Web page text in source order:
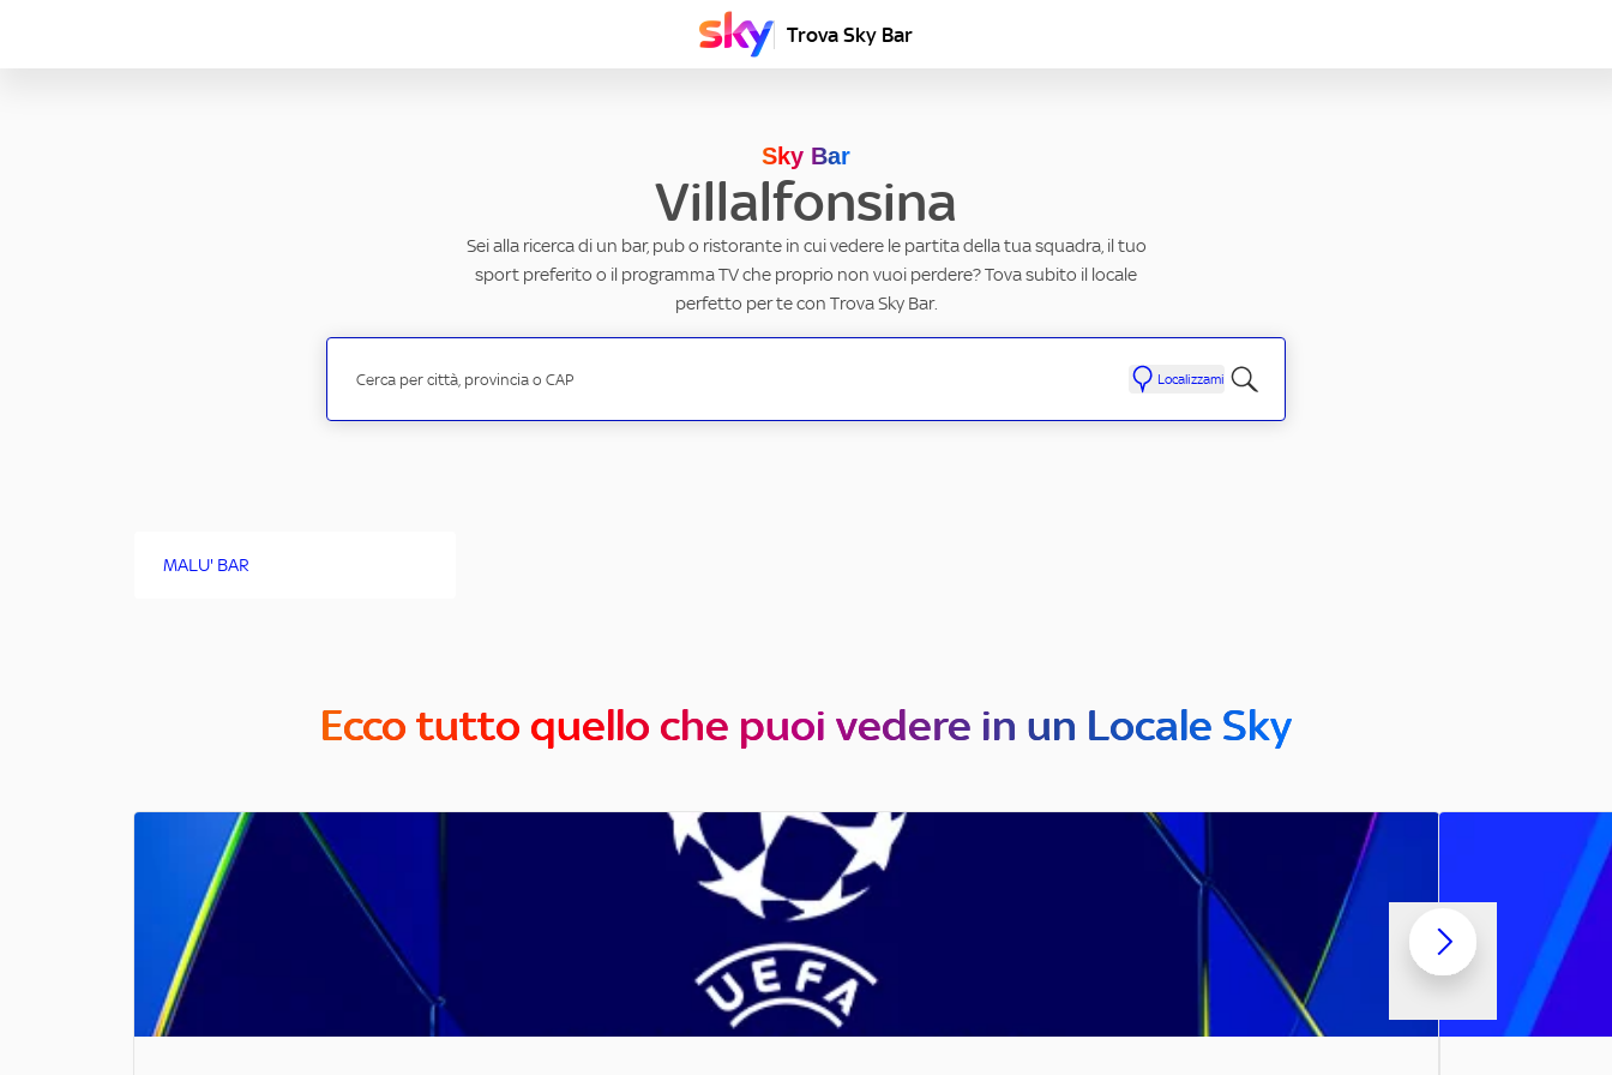
Trova Sky Bar
Sky Bar
Villalfonsina
Sei alla ricerca di un bar, pub o ristorante in cui vedere le partita della tua squadra, il tuo
sport preferito o il programma TV che proprio non vuoi perdere? Tova subito il locale
perfetto per te con Trova Sky Bar.
Localizzami
MALU' BAR
Ecco tutto quello che puoi vedere in un Locale Sky